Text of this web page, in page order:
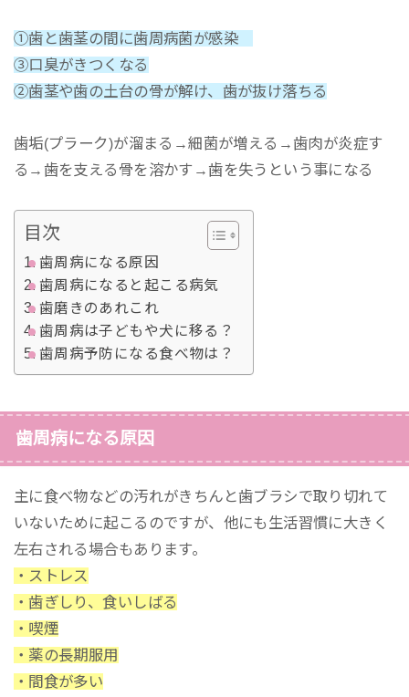
①歯と歯茎の間に歯周病菌が感染
③口臭がきつくなる
②歯茎や歯の土台の骨が解け、歯が抜け落ちる
歯垢(プラーク)が溜まる→細菌が増える→歯肉が炎症す
る→歯を支える骨を溶かす→歯を失うという事になる
目次
歯周病になる原因
歯周病になると起こる病気
歯磨きのあれこれ
歯周病は子どもや犬に移る？
歯周病予防になる食べ物は？
歯周病になる原因
主に食べ物などの汚れがきちんと歯ブラシで取り切れて
いないために起こるのですが、他にも生活習慣に大きく
左右される場合もあります。
・ストレス
・歯ぎしり、食いしばる
・喫煙
・薬の長期服用
・間食が多い